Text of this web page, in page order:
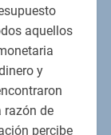
aquellos
y
razón de
percibe